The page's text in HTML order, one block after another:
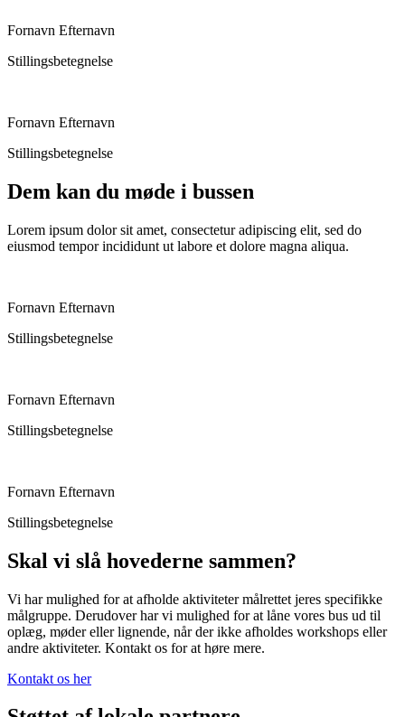
Fornavn Efternavn
Stillingsbetegnelse
Fornavn Efternavn
Stillingsbetegnelse
Dem kan du møde i bussen
Lorem ipsum dolor sit amet, consectetur adipiscing elit, sed do
eiusmod tempor incididunt ut labore et dolore magna aliqua.
Fornavn Efternavn
Stillingsbetegnelse
Fornavn Efternavn
Stillingsbetegnelse
Fornavn Efternavn
Stillingsbetegnelse
Skal vi slå hovederne sammen?
Vi har mulighed for at afholde aktiviteter målrettet jeres specifikke
målgruppe. Derudover har vi mulighed for at låne vores bus ud til
oplæg, møder eller lignende, når der ikke afholdes workshops eller
andre aktiviteter. Kontakt os for at høre mere.
Kontakt os her